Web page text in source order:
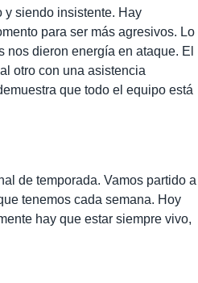
y siendo insistente. Hay
para ser más agresivos. Lo
nos dieron energía en ataque. El
otro con una asistencia
que todo el equipo está
de temporada. Vamos partido a
tenemos cada semana. Hoy
hay que estar siempre vivo,